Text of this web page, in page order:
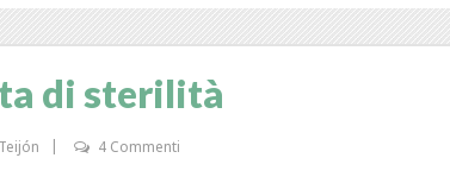
di sterilità
4 Commenti